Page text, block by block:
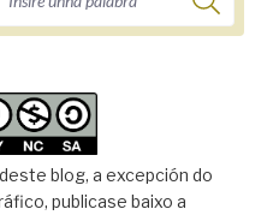
blog, a excepción do
publicase baixo a